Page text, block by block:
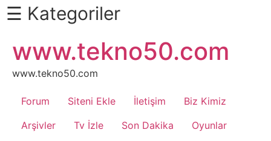
Daha
Fazlası
İçin
Kaydır
Android
☰ Kategoriler
atla
www.tekno50.com
www.tekno50.com
Forum Siteni Ekle İletişim
Biz Kimiz
Arşivler
Tv İzle Son Dakika
Oyunlar